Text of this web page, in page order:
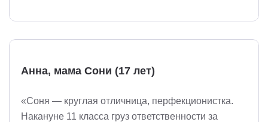
Анна, мама Сони (17 лет)
«Соня — круглая отличница, перфекционистка.
Накануне 11 класса груз ответственности за